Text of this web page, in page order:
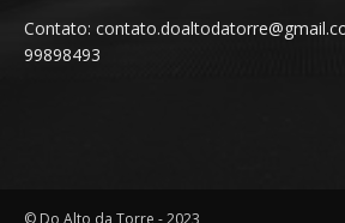
Contato:
99898493
© Do Alto da Torre - 2023